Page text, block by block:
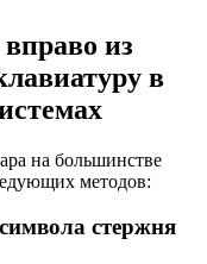
из
в
на большинстве
методов:
стержня